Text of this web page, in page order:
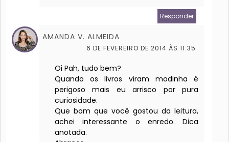
Responder
AMANDA V. ALMEIDA
6 DE FEVEREIRO DE 2014 ÀS 11:35
Oi Pah, tudo bem?
Quando os livros viram modinha é
perigoso mais eu arrisco por pura
curiosidade.
Que bom que você gostou da leitura,
achei interessante o enredo. Dica
anotada.